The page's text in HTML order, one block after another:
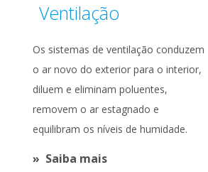
Ventilação
Os sistemas de ventilação conduzem
o ar novo do exterior para o interior,
diluem e eliminam poluentes,
removem o ar estagnado e
equilibram os níveis de humidade.
Saiba mais